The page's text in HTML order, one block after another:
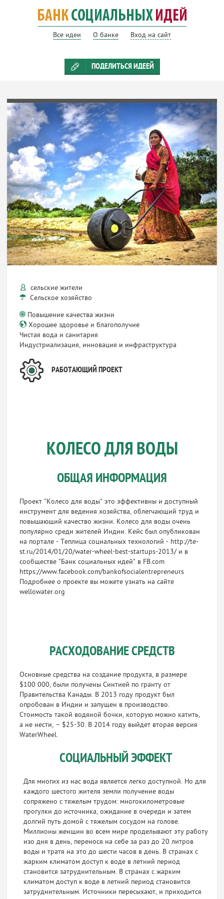
Все идеи О банке Вход на сайт
ПОДЕЛИТЬСЯ ИДЕЕЙ
сельские жители
Сельское хозяйство
Повышение качества жизни
Хорошее здоровье и благополучие
Чистая вода и санитария
Индустриализация, инновация и инфраструктура
РАБОТАЮЩИЙ ПРОЕКТ
КОЛЕСО ДЛЯ ВОДЫ
ОБЩАЯ ИНФОРМАЦИЯ
Проект "Колесо для воды" это эффективны и доступный
инструмент для ведения хозяйства, облегчающий труд и
повышающий качество жизни. Колесо для воды очень
популярно среди жителей Индии. Кейс был опубликован
на портале - Теплица социальных технологий - http://te-
st.ru/2014/01/20/water-wheel-best-startups-2013/ и в
сообществе "Банк социальных идей" в FB.com
https://www.facebook.com/bankofsocialentrepreneurs
Подробнее о проекте вы можете узнать на сайте
wellowater.org
РАСХОДОВАНИЕ СРЕДСТВ
Основные средства на создание продукта, в размере
$100 000, были получены Синтией по гранту от
Правительства Канады. В 2013 году продукт был
опробован в Индии и запущен в производство.
Стоимость такой водяной бочки, которую можно катить,
а не нести, – $25-30. В 2014 году выйдет вторая версия
WaterWheel.
СОЦИАЛЬНЫЙ ЭФФЕКТ
Для многих из нас вода является легко доступной. Но для
каждого шестого жителя земли получение воды
сопряжено с тяжелым трудом: многокилометровые
прогулки до источника, ожидание в очереди и затем
долгий путь домой с тяжелым сосудом на голове.
Миллионы женщин во всем мире проделывают эту работу
изо дня в день, перенося на себе за раз до 20 литров
воды и тратя на это до шести часов в день. В странах с
жарким климатом доступ к воде в летний период
становится затруднительным. В странах с жарким
климатом доступ к воде в летний период становится
затруднительным. Источники пересыхают, и приходится